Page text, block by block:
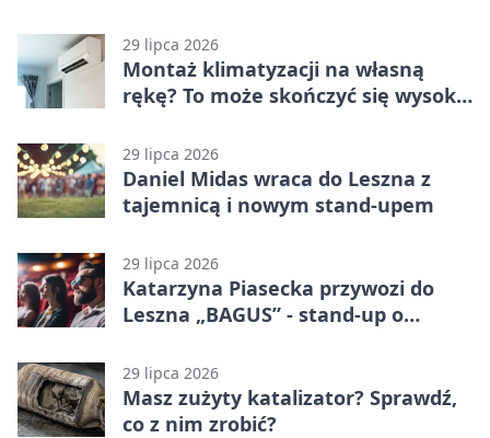
29 lipca 2026
Montaż klimatyzacji na własną
rękę? To może skończyć się wysoką
29 lipca 2026
Daniel Midas wraca do Leszna z
tajemnicą i nowym stand-upem
29 lipca 2026
Katarzyna Piasecka przywozi do
Leszna „BAGUS” - stand-up o
29 lipca 2026
Masz zużyty katalizator? Sprawdź,
co z nim zrobić?